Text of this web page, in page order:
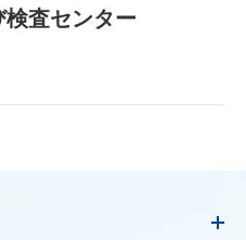
査センター